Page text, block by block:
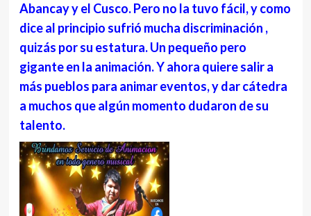
Abancay y el Cusco. Pero no la tuvo fácil, y como
dice al principio sufrió mucha discriminación ,
quizás por su estatura. Un pequeño pero
gigante en la animación. Y ahora quiere salir a
más pueblos para animar eventos, y dar cátedra
a muchos que algún momento dudaron de su
talento.